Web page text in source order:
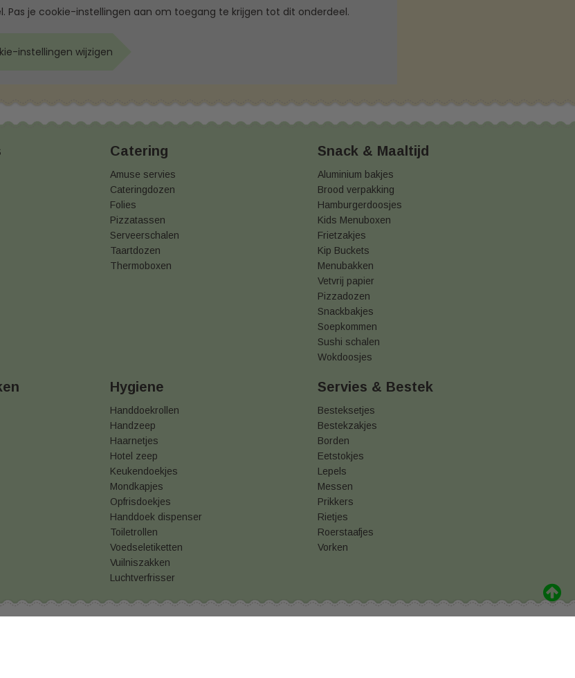
Pas je cookie-instellingen aan om toegang te krijgen tot dit onderdeel.
instellingen wijzigen
Catering
Amuse servies
Cateringdozen
Folies
Pizzatassen
Serveerschalen
Taartdozen
Thermoboxen
Snack & Maaltijd
Aluminium bakjes
Brood verpakking
Hamburgerdoosjes
Kids Menuboxen
Frietzakjes
Kip Buckets
Menubakken
Vetvrij papier
Pizzadozen
Snackbakjes
Soepkommen
Sushi schalen
Wokdoosjes
Hygiene
Handdoekrollen
Handzeep
Haarnetjes
Hotel zeep
Keukendoekjes
Mondkapjes
Opfrisdoekjes
Handdoek dispenser
Toiletrollen
Voedseletiketten
Vuilniszakken
Luchtverfrisser
Servies & Bestek
Besteksetjes
Bestekzakjes
Borden
Eetstokjes
Lepels
Messen
Prikkers
Rietjes
Roerstaafjes
Vorken